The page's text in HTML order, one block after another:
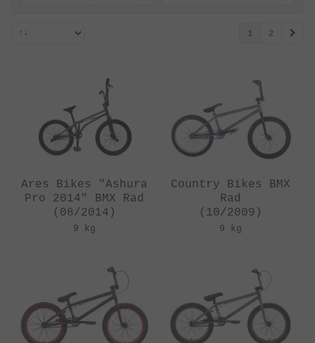
1 2
Ares Bikes "Ashura
Pro 2014" BMX Rad
(08/2014)
9 kg
Country Bikes BMX
Rad
(10/2009)
9 kg